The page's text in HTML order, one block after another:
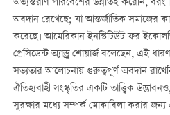
অবদান রেখেছে; যা আন্তর্জাতিক সমাজের
করেছে। আমেরিকান ইনস্টিটিউট ফর
প্রেসিডেন্ট অ্যান্ড্রু শোয়ার্জ বলেছেন, এই
সভ্যতার আলোচনায় গুরুত্বপূর্ণ অবদান
ঐতিহ্যবাহী সংস্কৃতির একটি তাত্ত্বিক
সুরক্ষার মধ্যে সম্পর্ক মোকাবিলা করার জন্য